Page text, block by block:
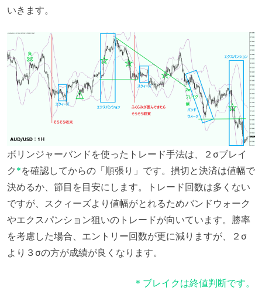
いきます。
ボリンジャーバンドを使ったトレード手法は、２σブレイ
ク *を確認してからの「順張り」です。損切と決済は値幅で
決めるか、節目を目安にします。トレード回数は多くない
ですが、スクィーズより値幅がとれるためバンドウォーク
やエクスパンション狙いのトレードが向いています。勝率
を考慮した場合、エントリー回数が更に減りますが、２σ
より３σの方が成績が良くなります。
＊ブレイクは終値判断です。